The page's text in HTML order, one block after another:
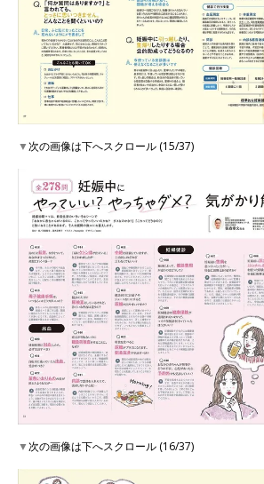
▼次の画像は下へスクロール (15/37)
▼次の画像は下へスクロール (16/37)